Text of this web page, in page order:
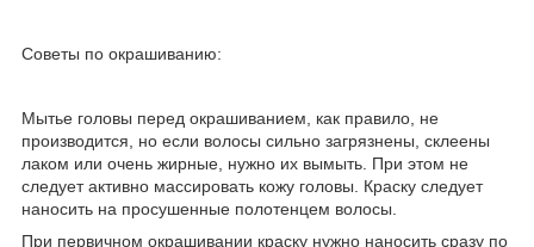
Советы по окрашиванию:
Мытье головы перед окрашиванием, как правило, не
производится, но если волосы сильно загрязнены, склеены
лаком или очень жирные, нужно их вымыть. При этом не
следует активно массировать кожу головы. Краску следует
наносить на просушенные полотенцем волосы.
При первичном окрашивании краску нужно наносить сразу по